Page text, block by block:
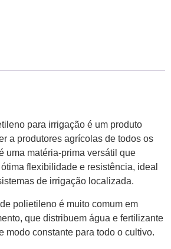
para irrigação é um produto
a produtores agrícolas de todos os
uma matéria-prima versátil que
flexibilidade e resistência, ideal
de irrigação localizada.
polietileno é muito comum em
que distribuem água e fertilizante
modo constante para todo o cultivo.